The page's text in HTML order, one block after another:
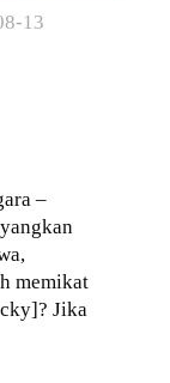
13
–
memikat
Jika